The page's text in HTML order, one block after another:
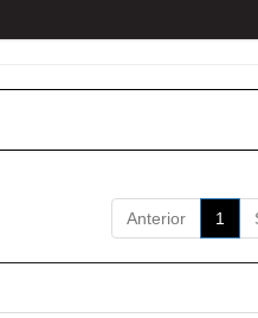
Anterior 1